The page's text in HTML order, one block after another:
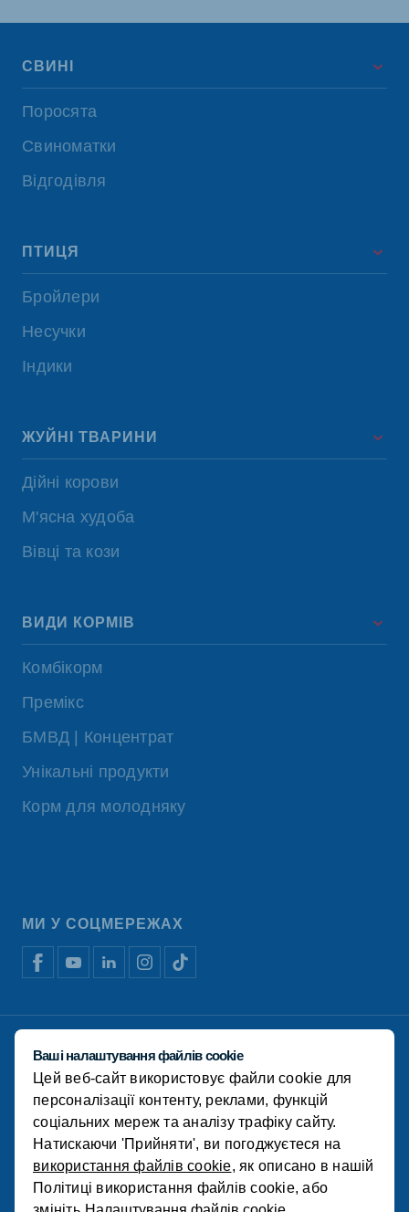
СВИНІ
Поросята
Свиноматки
Відгодівля
ПТИЦЯ
Бройлери
Несучки
Індики
ЖУЙНІ ТВАРИНИ
Дійні корови
М'ясна худоба
Вівці та кози
ВИДИ КОРМІВ
Комбікорм
Премікс
БМВД | Концентрат
Унікальні продукти
Корм для молодняку
МИ У СОЦМЕРЕЖАХ
Відмова від відповідальності
Політика конфіденційності
Політика використання файлів cookie
Фінансова звітність
© Koudijs 2022
Ваші налаштування файлів cookie
Цей веб-сайт використовує файли cookie для
персоналізації контенту, реклами, функцій
соціальних мереж та аналізу трафіку сайту.
Натискаючи 'Прийняти', ви погоджуєтеся на
використання файлів cookie, як описано в нашій
Політиці використання файлів cookie, або